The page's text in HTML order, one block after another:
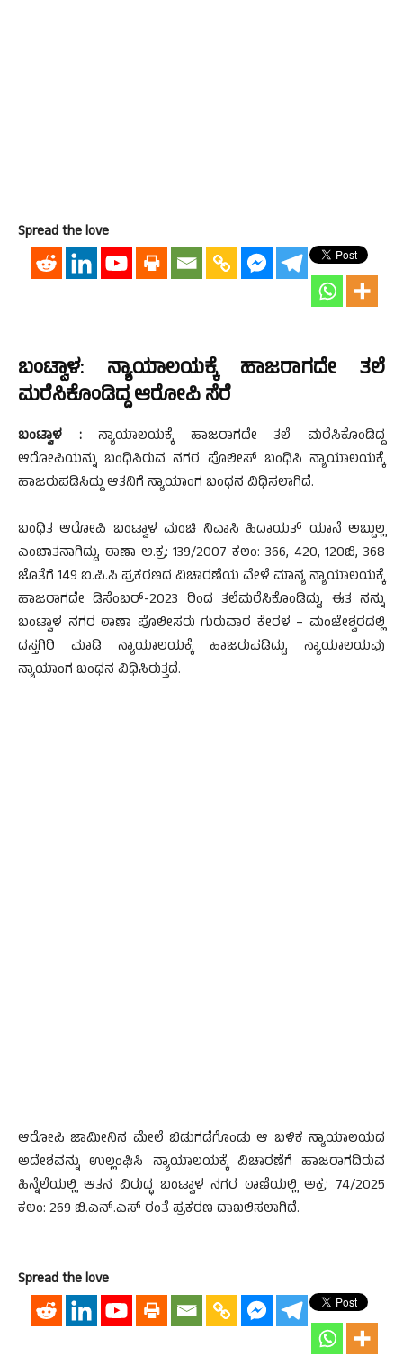
Spread the love
ಬಂಟ್ವಾಳ: ನ್ಯಾಯಾಲಯಕ್ಕೆ ಹಾಜರಾಗದೇ ತಲೆ
ಮರೆಸಿಕೊಂಡಿದ್ದ ಆರೋಪಿ ಸೆರೆ
ಬಂಟ್ವಾಳ :ನ್ಯಾಯಾಲಯಕ್ಕೆ ಹಾಜರಾಗದೇ ತಲೆ ಮರೆಸಿಕೊಂಡಿದ್ದ
ಆರೋಪಿಯನ್ನು ಬಂಧಿಸಿರುವ ನಗರ ಪೊಲೀಸ್ ಬಂಧಿಸಿ ನ್ಯಾಯಾಲಯಕ್ಕೆ
ಹಾಜರುಪಡಿಸಿದ್ದು ಆತನಿಗೆ ನ್ಯಾಯಾಂಗ ಬಂಧನ ವಿಧಿಸಲಾಗಿದೆ.
ಬಂಧಿತ ಆರೋಪಿ ಬಂಟ್ವಾಳ ಮಂಚಿ ನಿವಾಸಿ ಹಿದಾಯತ್ ಯಾನೆ ಅಬ್ದುಲ್ಲ
ಎಂಬಾತನಾಗಿದ್ದು, ಠಾಣಾ ಅ.ಕ್ರ: 139/2007 ಕಲಂ: 366, 420, 120ಬಿ, 368
ಜೊತೆಗೆ 149 ಐ.ಪಿ.ಸಿ ಪ್ರಕರಣದ ವಿಚಾರಣೆಯ ವೇಳೆ ಮಾನ್ಯ ನ್ಯಾಯಾಲಯಕ್ಕೆ
ಹಾಜರಾಗದೇ ಡಿಸೆಂಬರ್-2023 ರಿಂದ ತಲೆಮರೆಸಿಕೊಂಡಿದ್ದು, ಈತ ನನ್ನು
ಬಂಟ್ವಾಳ ನಗರ ಠಾಣಾ ಪೊಲೀಸರು ಗುರುವಾರ ಕೇರಳ – ಮಂಜೇಶ್ವರದಲ್ಲಿ
ದಸ್ತಗಿರಿ ಮಾಡಿ ನ್ಯಾಯಾಲಯಕ್ಕೆ ಹಾಜರುಪಡಿದ್ದು, ನ್ಯಾಯಾಲಯವು
ನ್ಯಾಯಾಂಗ ಬಂಧನ ವಿಧಿಸಿರುತ್ತದೆ.
ಆರೋಪಿ ಜಾಮೀನಿನ ಮೇಲೆ ಬಿಡುಗಡೆಗೊಂಡು ಆ ಬಳಿಕ ನ್ಯಾಯಾಲಯದ
ಅದೇಶವನ್ನು ಉಲ್ಲಂಘಿಸಿ ನ್ಯಾಯಾಲಯಕ್ಕೆ ವಿಚಾರಣೆಗೆ ಹಾಜರಾಗದಿರುವ
ಹಿನ್ನೆಲೆಯಲ್ಲಿ ಆತನ ವಿರುದ್ಧ ಬಂಟ್ವಾಳ ನಗರ ಠಾಣೆಯಲ್ಲಿ ಅಕ್ರ: 74/2025
ಕಲಂ: 269 ಬಿ.ಎನ್.ಎಸ್ ರಂತೆ ಪ್ರಕರಣ ದಾಖಲಿಸಲಾಗಿದೆ.
Spread the love